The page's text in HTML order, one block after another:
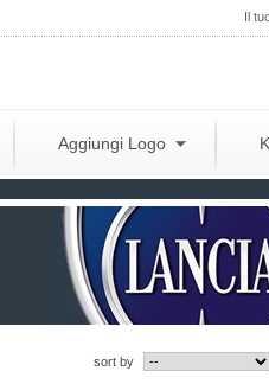
Aggiungi Logo
Il
sort by